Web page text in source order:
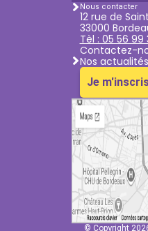
Nous contacter
12 rue de
33000
Tèl : 05 56 99
Contactez-
Nos actualités
Je
© Copyright